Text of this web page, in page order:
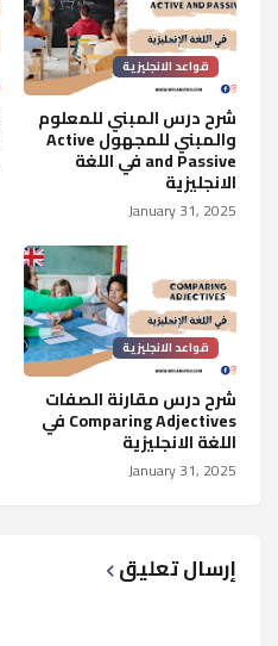
قواعد الانجليزية
شرح درس المبني للمعلوم
والمبني للمجهول Active
and Passive في اللغة
الانجليزية
January 31, 2025
قواعد الانجليزية
شرح درس مقارنة الصفات
Comparing Adjectives في
اللغة الانجليزية
January 31, 2025
إرسال تعليق